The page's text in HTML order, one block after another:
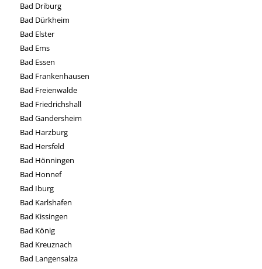
Bad Driburg
Bad Dürkheim
Bad Elster
Bad Ems
Bad Essen
Bad Frankenhausen
Bad Freienwalde
Bad Friedrichshall
Bad Gandersheim
Bad Harzburg
Bad Hersfeld
Bad Hönningen
Bad Honnef
Bad Iburg
Bad Karlshafen
Bad Kissingen
Bad König
Bad Kreuznach
Bad Langensalza